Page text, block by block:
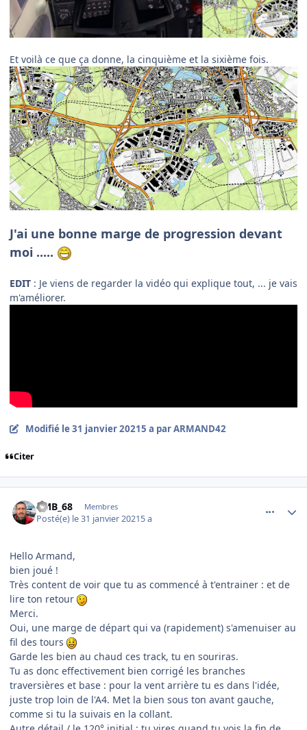
Et voilà ce que ça donne, la cinquième et la sixième fois.
J'ai une bonne marge de progression devant
moi .....
EDIT : Je viens de regarder la vidéo qui explique tout, ... je vais
m'améliorer.
Modifié le 31 janvier 20215 a par ARMAND42
Citer
PMB_68 Membres
Posté(e) le 31 janvier 20215 a
Hello Armand,
bien joué !
Très content de voir que tu as commencé à t'entrainer : et de
lire ton retour
Merci.
Oui, une marge de départ qui va (rapidement) s'amenuiser au
fil des tours
Garde les bien au chaud ces track, tu en souriras.
Tu as donc effectivement bien corrigé les branches
traversières et base : pour la vent arrière tu es dans l'idée,
juste trop loin de l'A4. Met la bien sous ton avant gauche,
comme si tu la suivais en la collant.